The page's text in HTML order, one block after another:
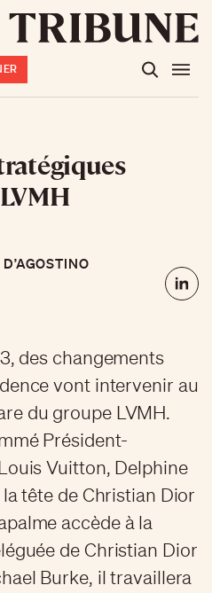
des changements
vont intervenir au
du groupe LVMH.
Président-
Vuitton, Delphine
tête de Christian Dior
accède à la
de Christian Dior
Burke, il travaillera